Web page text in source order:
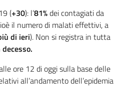
(+30): l’81%dei contagiati da
il numero di malati effettivi, a
di ieri). Non si registra in tutta
ore 12 di oggi sulla base delle
all’andamento dell’epidemia